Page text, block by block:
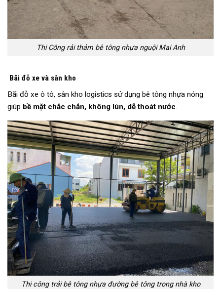
Thi Công rải thảm bê tông nhựa nguội Mai Anh
Bãi đỗ xe và sân kho
Bãi đỗ xe ô tô, sân kho logistics sử dụng bê tông nhựa nóng
giúp bề mặt chắc chắn, không lún, dễ thoát nước.
Thi công trải bê tông nhựa đường bê tông trong nhà kho